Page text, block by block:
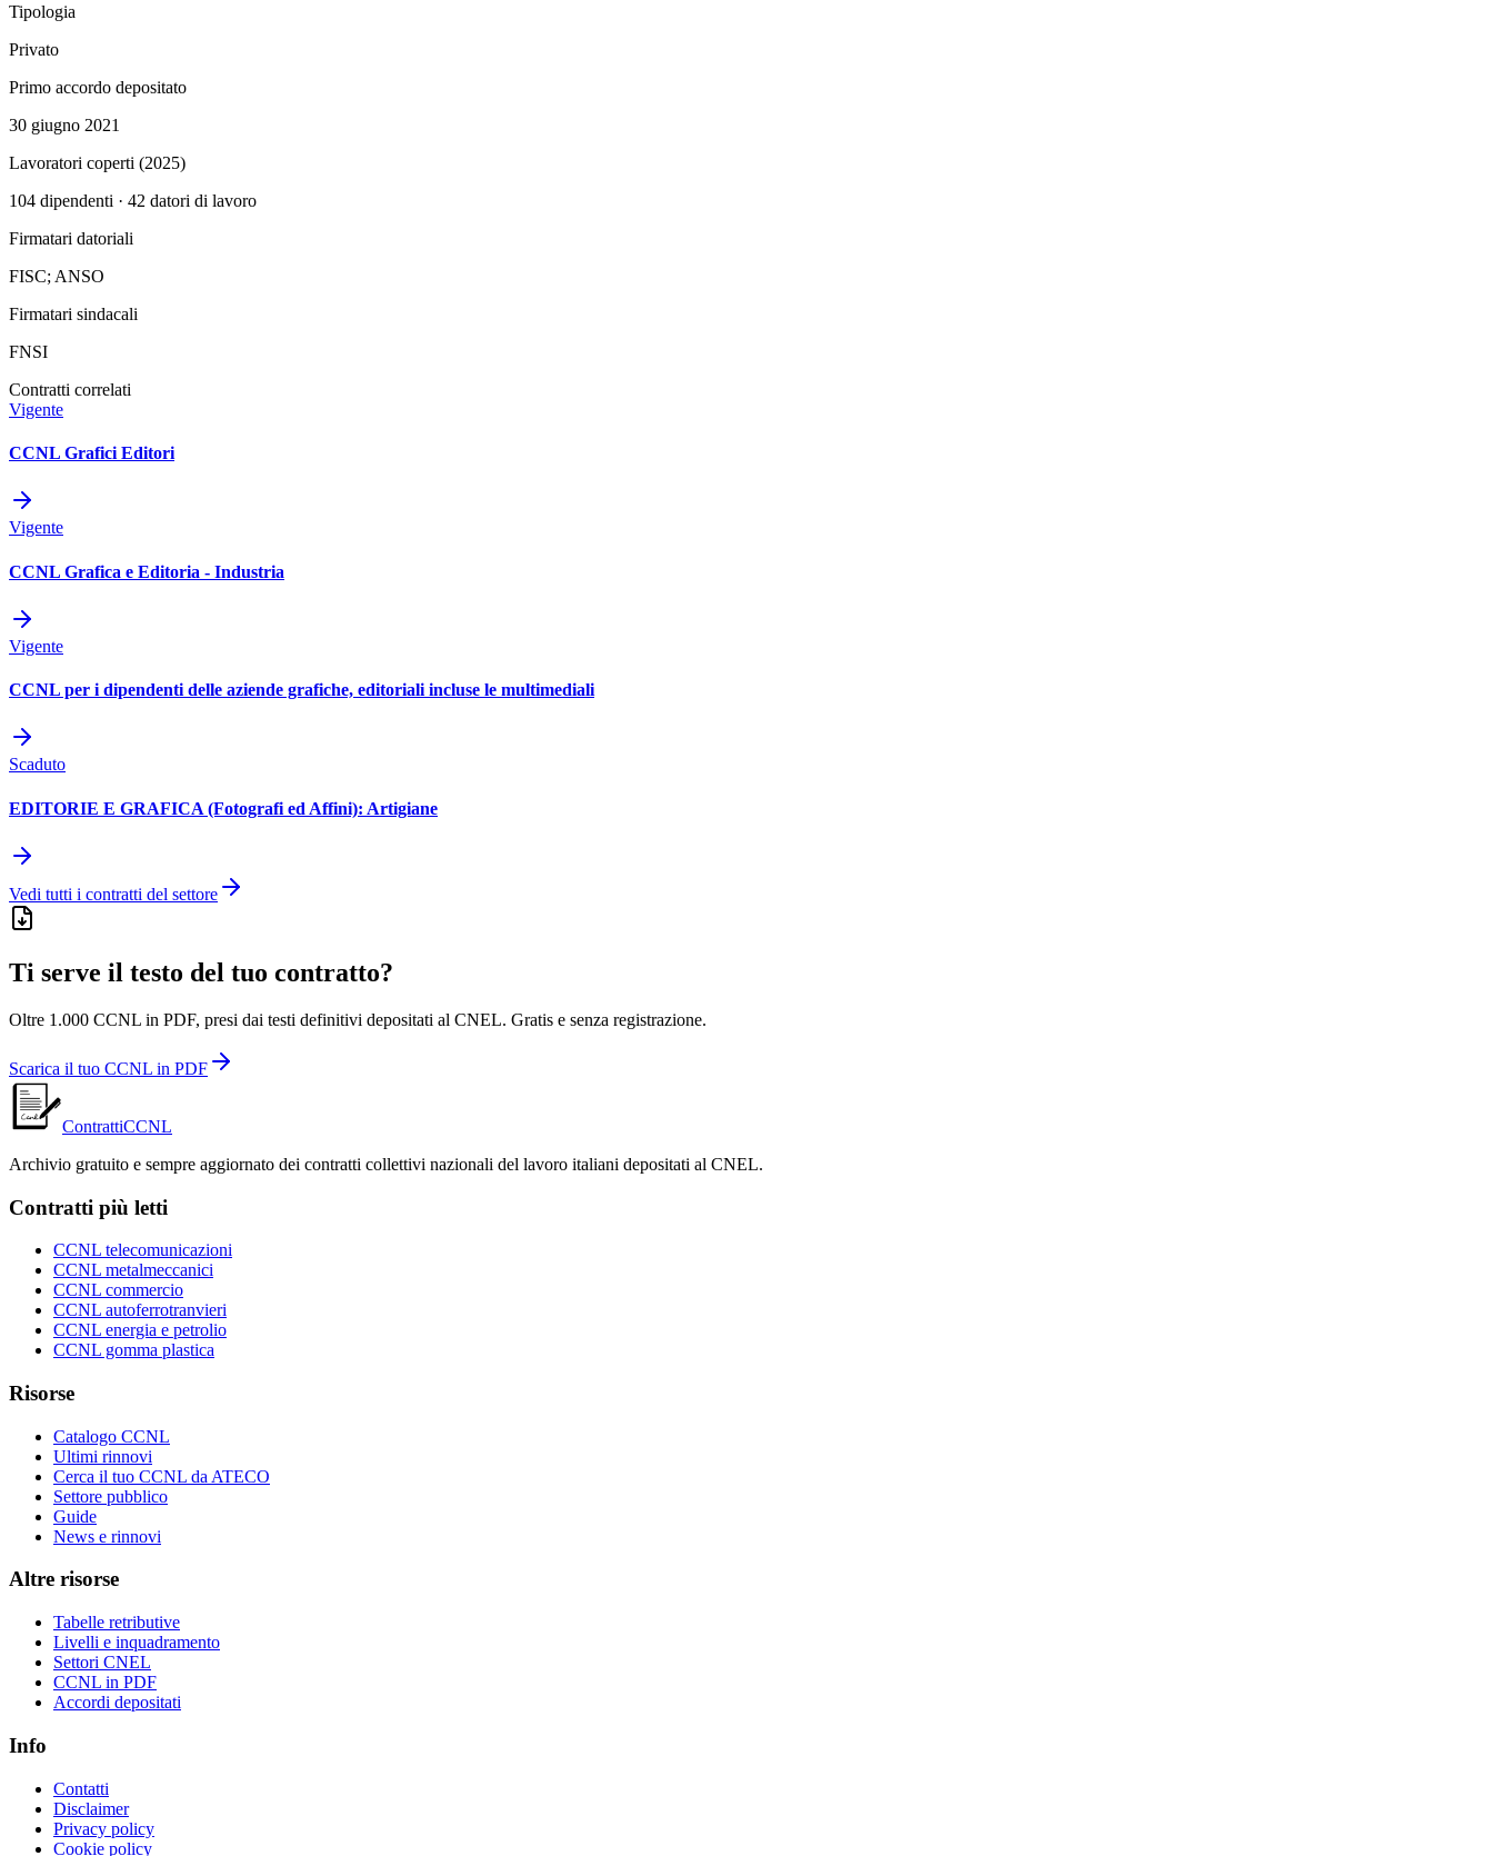
Tipologia
Privato
Primo accordo depositato
30 giugno 2021
Lavoratori coperti (2025)
104 dipendenti · 42 datori di lavoro
Firmatari datoriali
FISC; ANSO
Firmatari sindacali
FNSI
Contratti correlati
Vigente
CCNL Grafici Editori
Vigente
CCNL Grafica e Editoria - Industria
Vigente
CCNL per i dipendenti delle aziende grafiche, editoriali incluse le multimediali
Scaduto
EDITORIE E GRAFICA (Fotografi ed Affini): Artigiane
Vedi tutti i contratti del settore
Ti serve il testo del tuo contratto?
Oltre 1.000 CCNL in PDF, presi dai testi definitivi depositati al CNEL. Gratis e senza registrazione.
Scarica il tuo CCNL in PDF
ContrattiCCNL
Archivio gratuito e sempre aggiornato dei contratti collettivi nazionali del lavoro italiani depositati al CNEL.
Contratti più letti
CCNL telecomunicazioni
CCNL metalmeccanici
CCNL commercio
CCNL autoferrotranvieri
CCNL energia e petrolio
CCNL gomma plastica
Risorse
Catalogo CCNL
Ultimi rinnovi
Cerca il tuo CCNL da ATECO
Settore pubblico
Guide
News e rinnovi
Altre risorse
Tabelle retributive
Livelli e inquadramento
Settori CNEL
CCNL in PDF
Accordi depositati
Info
Contatti
Disclaimer
Privacy policy
Cookie policy